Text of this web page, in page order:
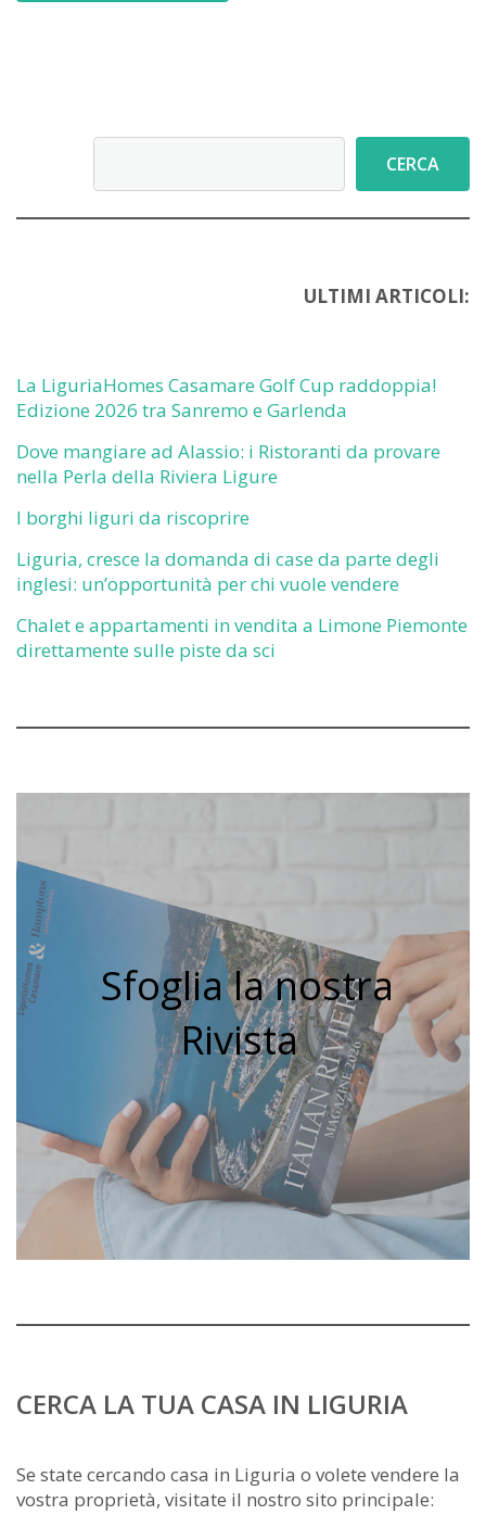
CERCA
ULTIMI ARTICOLI:
La LiguriaHomes Casamare Golf Cup raddoppia!
Edizione 2026 tra Sanremo e Garlenda
Dove mangiare ad Alassio: i Ristoranti da provare
nella Perla della Riviera Ligure
I borghi liguri da riscoprire
Liguria, cresce la domanda di case da parte degli
inglesi: un’opportunità per chi vuole vendere
Chalet e appartamenti in vendita a Limone Piemonte
direttamente sulle piste da sci
Sfoglia la nostra
Rivista
CERCA LA TUA CASA IN LIGURIA
Se state cercando casa in Liguria o volete vendere la
vostra proprietà, visitate il nostro sito principale: